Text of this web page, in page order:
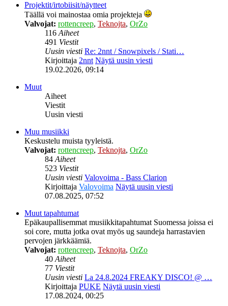
Projektit/irtobiisit/näytteet
Täällä voi mainostaa omia projekteja
Valvojat: rottencreep, Teknojta, OrZo
116Aiheet
491 Viestit
Uusin viesti Re: 2nnt / Snowpixels / Stati…
Kirjoittaja 2nnt Näytä uusin viesti
19.02.2026, 09:14
Muut
Aiheet
Viestit
Uusin viesti
Muu musiikki
Keskustelu muista tyyleistä.
Valvojat: rottencreep, Teknojta, OrZo
84Aiheet
523 Viestit
Uusin viesti Valovoima - Bass Clarion
Kirjoittaja Valovoima Näytä uusin viesti
07.08.2025, 07:52
Muut tapahtumat
Epäkaupallisemmat musiikkitapahtumat Suomessa joissa ei
soi core, mutta jotka ovat myös ug saundeja harrastavien
pervojen järkkäämiä.
Valvojat: rottencreep, Teknojta, OrZo
40Aiheet
77 Viestit
Uusin viesti La 24.8.2024 FREAKY DISCO! @ …
Kirjoittaja PUKE Näytä uusin viesti
17.08.2024, 00:25